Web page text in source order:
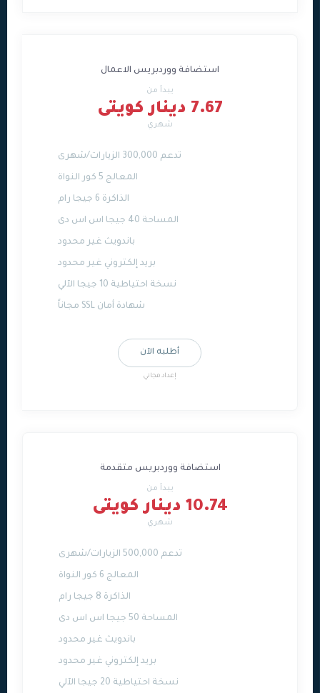
استضافة ووردبريس الاعمال
يبدأ من
7.67 دينار كويتى
شهري
تدعم 300,000 الزيارات/شهرى
المعالج 5 كور النواة
الذاكرة 6 جيجا رام
المساحة 40 جيجا اس اس دى
باندويث غير محدود
بريد إلكتروني غير محدود
نسخة احتياطية 10 جيجا الآلي
شهادة أمان SSL مجاناً
أطلبه الآن
إعداد مجاني
استضافة ووردبريس متقدمة
يبدأ من
10.74 دينار كويتى
شهري
تدعم 500,000 الزيارات/شهرى
المعالج 6 كور النواة
الذاكرة 8 جيجا رام
المساحة 50 جيجا اس اس دى
باندويث غير محدود
بريد إلكتروني غير محدود
نسخة احتياطية 20 جيجا الآلي